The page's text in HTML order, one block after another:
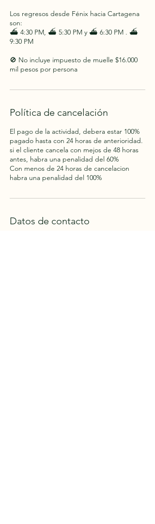
Los regresos desde Fénix hacia Cartagena
son:
⛴️ 4:30 PM, ⛴️ 5:30 PM y ⛴️ 6:30 PM . ⛴️
9:30 PM
🚫 No incluye impuesto de muelle $16.000
mil pesos por persona
Política de cancelación
El pago de la actividad, debera estar 100%
pagado hasta con 24 horas de anterioridad.
si el cliente cancela con mejos de 48 horas
antes, habra una penalidad del 60%
Con menos de 24 horas de cancelacion
habra una penalidad del 100%
Datos de contacto